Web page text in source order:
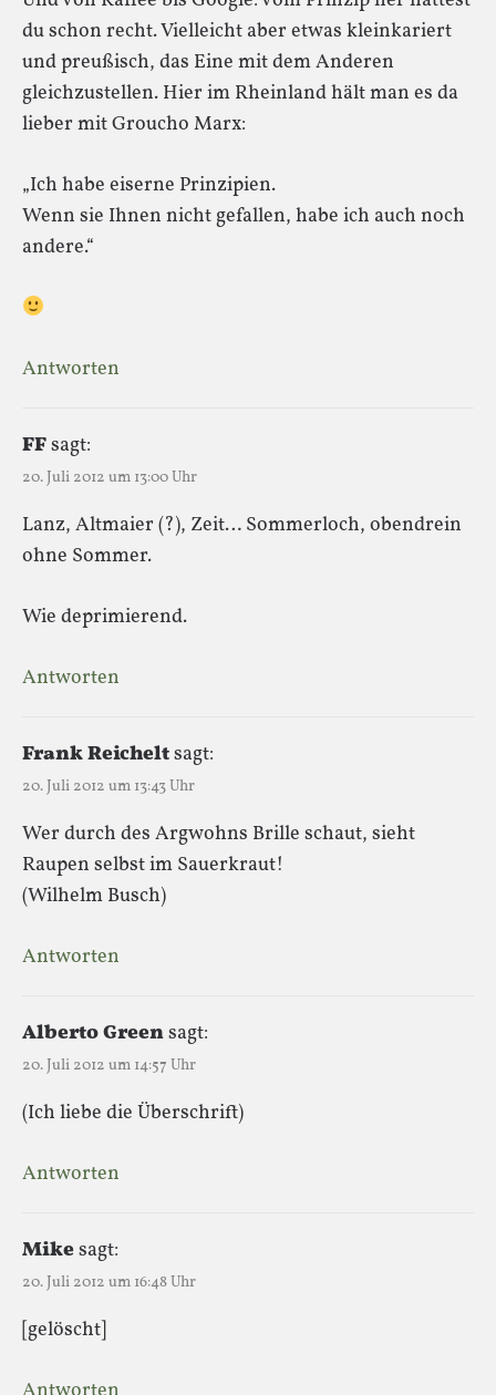
du schon recht. Vielleicht aber etwas kleinkariert
und preußisch, das Eine mit dem Anderen
gleichzustellen. Hier im Rheinland hält man es da
lieber mit Groucho Marx:
„Ich habe eiserne Prinzipien.
Wenn sie Ihnen nicht gefallen, habe ich auch noch
andere.“
Antworten
FFsagt:
20. Juli 2012 um 13:00 Uhr
Lanz, Altmaier (?), Zeit… Sommerloch, obendrein
ohne Sommer.
Wie deprimierend.
Antworten
Frank Reicheltsagt:
20. Juli 2012 um 13:43 Uhr
Wer durch des Argwohns Brille schaut, sieht
Raupen selbst im Sauerkraut!
(Wilhelm Busch)
Antworten
Alberto Greensagt:
20. Juli 2012 um 14:57 Uhr
(Ich liebe die Überschrift)
Antworten
Mikesagt:
20. Juli 2012 um 16:48 Uhr
[gelöscht]